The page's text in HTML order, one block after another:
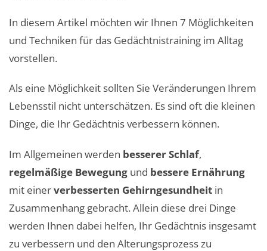
In diesem Artikel möchten wir Ihnen 7 Möglichkeiten
und Techniken für das Gedächtnistraining im Alltag
vorstellen.
Als eine Möglichkeit sollten Sie Veränderungen Ihrem
Lebensstil nicht unterschätzen. Es sind oft die kleinen
Dinge, die Ihr Gedächtnis verbessern können.
Im Allgemeinen werden besserer Schlaf,
regelmäßige Bewegung und bessere Ernährung
mit einerverbesserten Gehirngesundheit in
Zusammenhang gebracht. Allein diese drei Dinge
werden Ihnen dabei helfen, Ihr Gedächtnis insgesamt
zu verbessern und den Alterungsprozess zu